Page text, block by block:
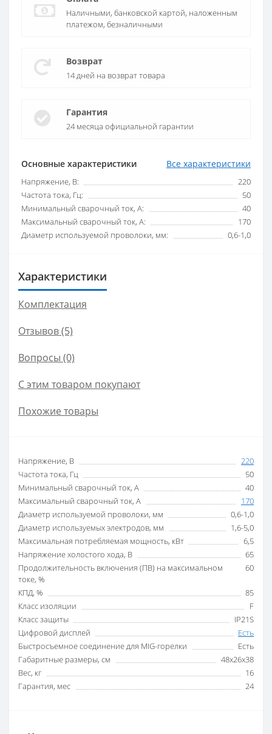
Основные характеристики Все характеристики
Напряжение, В:
220
Частота тока, Гц:
50
Минимальный сварочный ток, А:
40
Максимальный сварочный ток, А:
170
Диаметр используемой проволоки, мм:
0,6-1,0
Наличными, банковской картой, наложенным
платежом, безналичными
Возврат
14 дней на возврат товара
Гарантия
24 месяца официальной гарантии
Характеристики
Комплектация
Отзывов (5)
Вопросы (0)
С этим товаром покупают
Похожие товары
Напряжение, В
220
Частота тока, Гц
50
Минимальный сварочный ток, А
40
Максимальный сварочный ток, А
170
Диаметр используемой проволоки, мм
0,6-1,0
Диаметр используемых электродов, мм
1,6-5,0
Максимальная потребляемая мощность, кВт
6,5
Напряжение холостого хода, В
65
Продолжительность включения (ПВ) на максимальном
токе, %
60
КПД, %
85
Класс изоляции
F
Класс защиты
IP21S
Цифровой дисплей
Есть
Быстросъемное соединение для MIG-горелки
Есть
Габаритные размеры, см
48x26x38
Вес, кг
16
Гарантия, мес
24